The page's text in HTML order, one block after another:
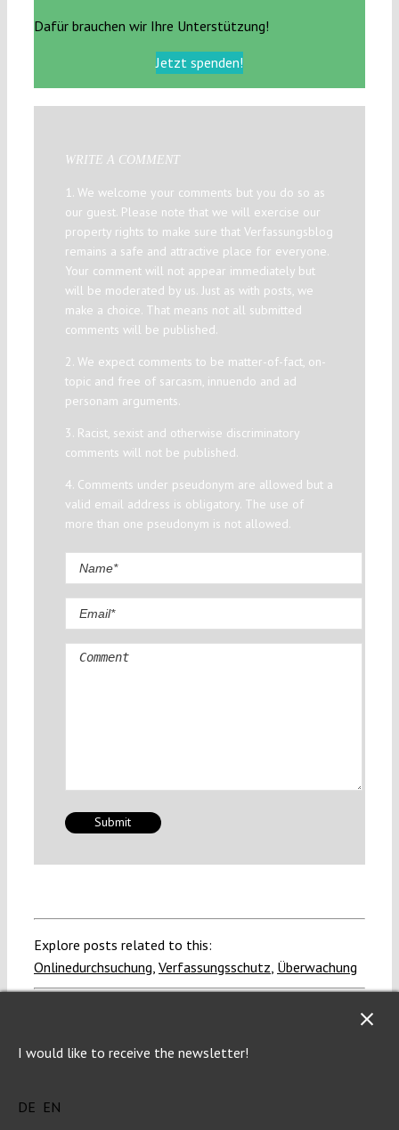
Dafür brauchen wir Ihre Unterstützung!
Jetzt spenden!
WRITE A COMMENT
1. We welcome your comments but you do so as
our guest. Please note that we will exercise our
property rights to make sure that Verfassungsblog
remains a safe and attractive place for everyone.
Your comment will not appear immediately but
will be moderated by us. Just as with posts, we
make a choice. That means not all submitted
comments will be published.
2. We expect comments to be matter-of-fact, on-
topic and free of sarcasm, innuendo and ad
personam arguments.
3. Racist, sexist and otherwise discriminatory
comments will not be published.
4. Comments under pseudonym are allowed but a
valid email address is obligatory. The use of
more than one pseudonym is not allowed.
Comment
Explore posts related to this:
Onlinedurchsuchung Verfassungsschutz Überwachung
I would like to receive the newsletter!
DE EN